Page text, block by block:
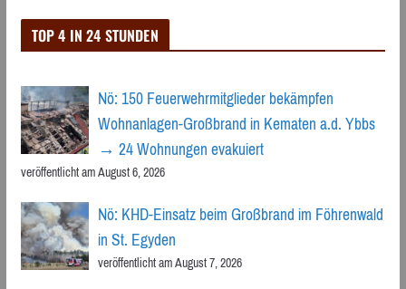
TOP 4 IN 24 STUNDEN
Nö: 150 Feuerwehrmitglieder bekämpfen
Wohnanlagen-Großbrand in Kematen a.d. Ybbs
→ 24 Wohnungen evakuiert
veröffentlicht am August 6, 2026
Nö: KHD-Einsatz beim Großbrand im Föhrenwald
in St. Egyden
veröffentlicht am August 7, 2026